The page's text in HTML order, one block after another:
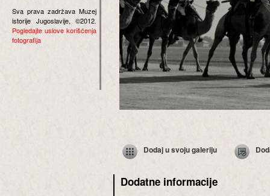
Sva prava zadržava Muzej
istorije Jugoslavije, ©2012.
Pogledajte uslove korišćenja
fotografija
Dodaj u svoju galeriju
Dodatne informacije